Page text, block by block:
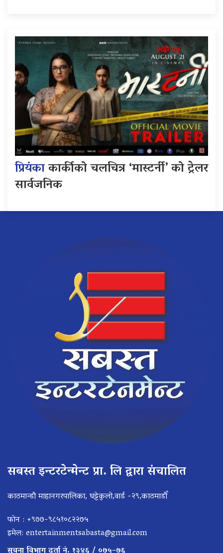
प्रियंकाकार्कीको चलचित्र ‘मास्टर्नी’ को ट्रेलर
सार्वजनिक
सबस्त इन्टरटेन्मेन्ट प्रा. लि द्वारा संचालित
काठमान्डौ माहानगरपालिका, घट्टेकुलो,वार्ड -२९,काठमाडौँ
फोन : +९७७-९८५१०८२२७५
इमेल: entertainmentsabasta@gmail.com